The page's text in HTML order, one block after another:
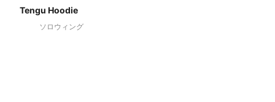
Tengu Hoodie
ソロウィング